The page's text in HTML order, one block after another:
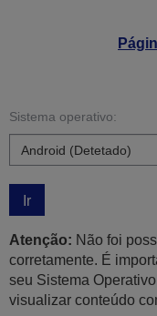
Sistema operativo:
Ir
Atenção: Não foi
corretamente. É
seu Sistema
visualizar conteúdo